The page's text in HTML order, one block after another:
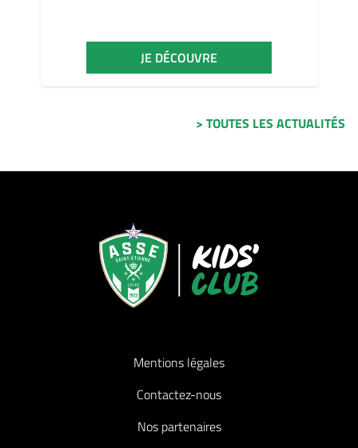
JE DÉCOUVRE
> TOUTES LES ACTUALITÉS
Mentions légales
Contactez-nous
Nos partenaires